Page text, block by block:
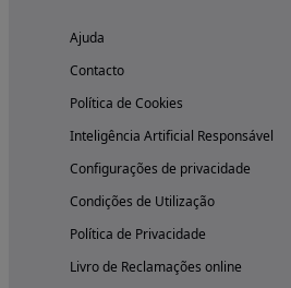
Ajuda
Contacto
Política de Cookies
Inteligência Artificial Responsável
Configurações de privacidade
Condições de Utilização
Política de Privacidade
Livro de Reclamações online